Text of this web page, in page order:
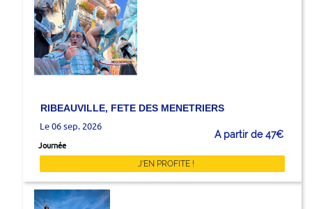
RIBEAUVILLE, FETE DES MENETRIERS
Le 06 sep. 2026
Journée
A partir de 47€
J'EN PROFITE !